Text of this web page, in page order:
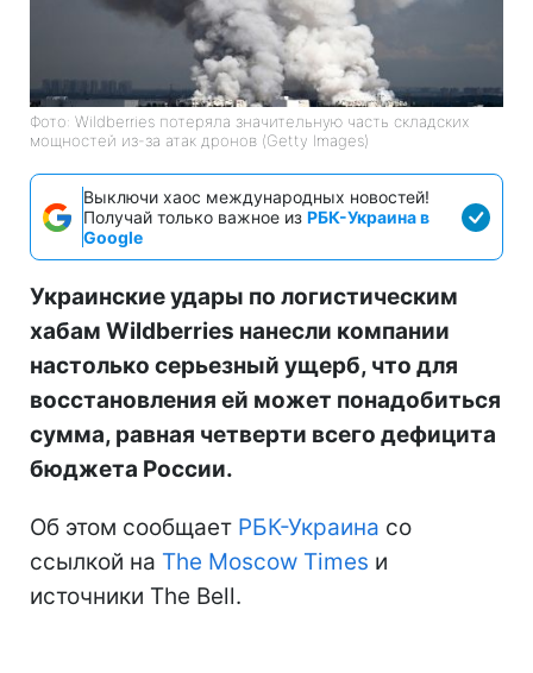
Фото: Wildberries потеряла значительную часть складских
мощностей из-за атак дронов (Getty Images)
Выключи хаос международных новостей!
Получай только важное из РБК-Украина в
Google
Украинские удары по логистическим
хабам Wildberries нанесли компании
настолько серьезный ущерб, что для
восстановления ей может понадобиться
сумма, равная четверти всего дефицита
бюджета России.
Об этом сообщает РБК-Украина со
ссылкой на The Moscow Times и
источники The Bell.